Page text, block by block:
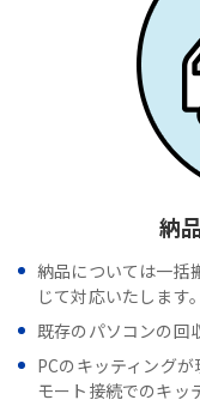
納
納品については一括
じて対応いたします。
既存のパソコンの回
PCのキッティング
モート接続でのキッ